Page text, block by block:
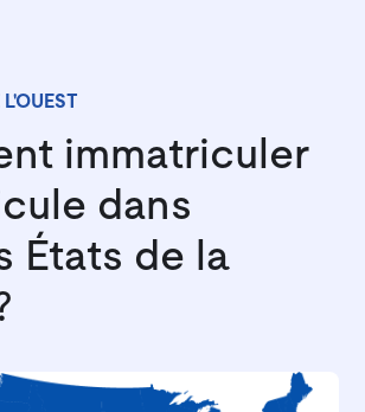
immatriculer
dans
États de la